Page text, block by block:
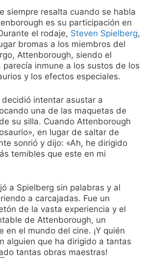
siempre resalta cuando se habla
es su participación en
el rodaje, Steven Spielberg,
bromas a los miembros del
Attenborough, siendo el
parecía inmune a los sustos de los
y los efectos especiales.
intentar asustar a
una de las maquetas de
su silla. Cuando Attenborough
en lugar de saltar de
sonrió y dijo: «Ah, he dirigido
temibles que este en mi
a Spielberg sin palabras y al
a carcajadas. Fue un
de la vasta experiencia y el
de Attenborough, un
en el mundo del cine. ¡Y quién
alguien que ha dirigido a tantas
tantas obras maestras!